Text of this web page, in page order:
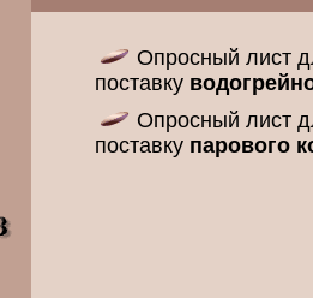
Опросный лист
поставку
Опросный лист
поставку парового